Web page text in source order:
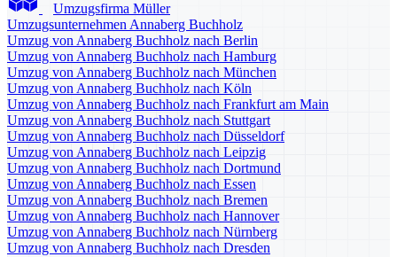
Umzugsfirma Müller
Umzugsunternehmen Annaberg Buchholz
Umzug von Annaberg Buchholz nach Berlin
Umzug von Annaberg Buchholz nach Hamburg
Umzug von Annaberg Buchholz nach München
Umzug von Annaberg Buchholz nach Köln
Umzug von Annaberg Buchholz nach Frankfurt am Main
Umzug von Annaberg Buchholz nach Stuttgart
Umzug von Annaberg Buchholz nach Düsseldorf
Umzug von Annaberg Buchholz nach Leipzig
Umzug von Annaberg Buchholz nach Dortmund
Umzug von Annaberg Buchholz nach Essen
Umzug von Annaberg Buchholz nach Bremen
Umzug von Annaberg Buchholz nach Hannover
Umzug von Annaberg Buchholz nach Nürnberg
Umzug von Annaberg Buchholz nach Dresden